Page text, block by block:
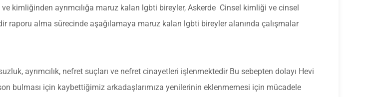
kimliğinden ayrımcılığa maruz kalan lgbti bireyler, Askerde Cinsel kimliği ve cinsel
raporu alma sürecinde aşağılamaya maruz kalan lgbti bireyler alanında çalışmalar
ayrımcılık, nefret suçları ve nefret cinayetleri işlenmektedir Bu sebepten dolayı Hevi
bulması için kaybettiğimiz arkadaşlarımıza yenilerinin eklenmemesi için mücadele